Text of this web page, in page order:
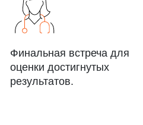
Финальная встреча для
оценки достигнутых
результатов.